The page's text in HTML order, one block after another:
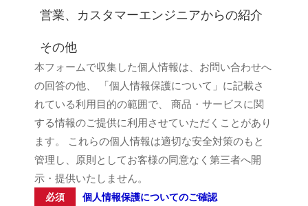
営業、カスタマーエンジニアからの紹介
その他
本フォームで収集した個人情報は、お問い合わせへ
の回答の他、 「個人情報保護について」に記載さ
れている利用目的の範囲で、 商品・サービスに関
する情報のご提供に利用させていただくことがあり
ます。 これらの個人情報は適切な安全対策のもと
管理し、原則としてお客様の同意なく第三者へ開
示・提供いたしません。
必須 個人情報保護についてのご確認